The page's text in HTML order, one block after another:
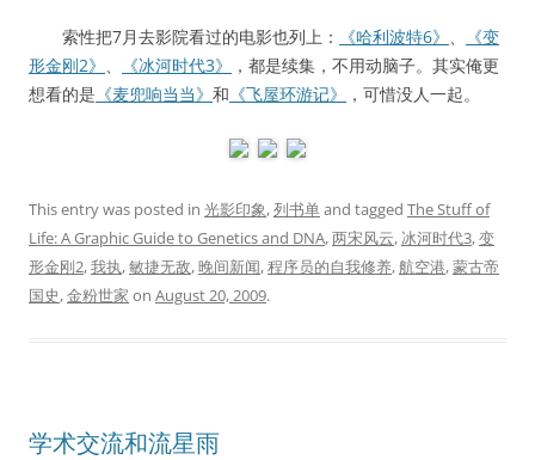
索性把7月去影院看过的电影也列上： 《哈利波特6》 、
《变
形金刚2》 、 《冰河时代3》
，都是续集，不用动脑子。其实俺更
想看的是 《麦兜响当当》 和 《飞屋环游记》 ，可惜没人一起。
This entry was posted in 光影印象,列书单and tagged The Stuff of
Life: A Graphic Guide to Genetics and DNA,两宋风云,冰河时代3,变
形金刚2,我执,敏捷无敌,晚间新闻,程序员的自我修养,航空港,蒙古帝
国史,金粉世家 on August 20, 2009.
学术交流和流星雨